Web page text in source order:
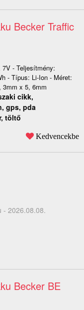
Becker Traffic
- Teljesítmény:
- Típus: Li-Ion - Méret:
3mm x 5, 6mm
cikk,
gps, pda
töltő
Kedvencekbe
- 2026.08.08.
Becker BE